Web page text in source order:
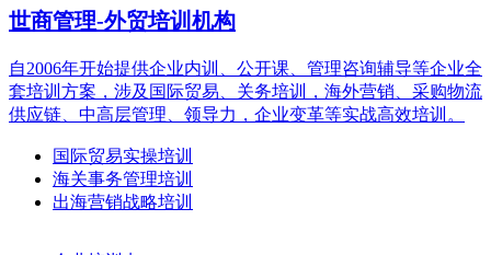
世商管理-外贸培训机构
自2006年开始提供企业内训、公开课、管理咨询辅导等企业全
套培训方案，涉及国际贸易、关务培训，海外营销、采购物流
供应链、中高层管理、领导力，企业变革等实战高效培训。
国际贸易实操培训
海关事务管理培训
出海营销战略培训